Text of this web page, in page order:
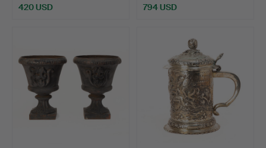
420 USD 794 USD